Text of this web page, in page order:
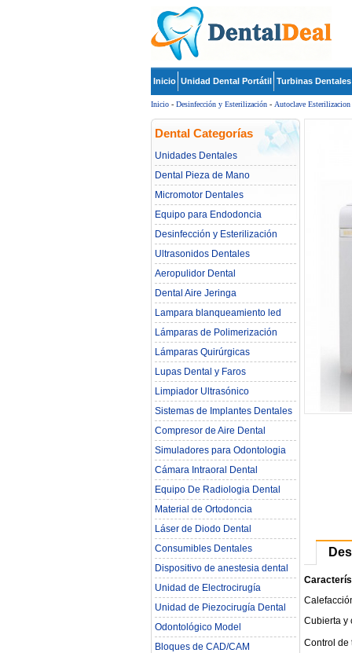
Inicio Unidad Dental Portátil Turbinas Dentales
Inicio - Desinfección y Esterilización - Autoclave Esterilizacion
Dental Categorías
Unidades Dentales
Dental Pieza de Mano
Micromotor Dentales
Equipo para Endodoncia
Desinfección y Esterilización
Ultrasonidos Dentales
Aeropulidor Dental
Dental Aire Jeringa
Lampara blanqueamiento led
dental
Lámparas de Polimerización
Lámparas Quirúrgicas
Lupas Dental y Faros
Limpiador Ultrasónico
Sistemas de Implantes Dentales
Compresor de Aire Dental
Simuladores para Odontologia
Cámara Intraoral Dental
Equipo De Radiologia Dental‎
Material de Ortodoncia
Láser de Diodo Dental
Consumibles Dentales
Dispositivo de anestesia dental
Unidad de Electrocirugía
Unidad de Piezocirugía Dental
Odontológico Model
Bloques de CAD/CAM
Cubierta y
Control de